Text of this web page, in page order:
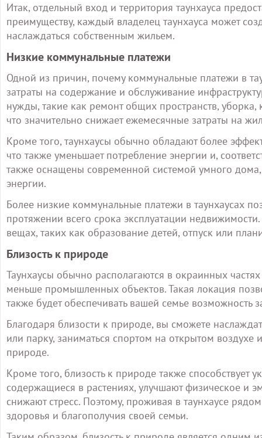
Итак, отдельный вход и территория таунхауса
преимуществу, каждый владелец таунхауса может
наслаждаться собственным жильем.
Низкие коммунальные платежи
Одной из причин, почему коммунальные платежи в
затраты на содержание и обслуживание
нужды, такие как ремонт общих пространств, уборка,
что значительно снижает ежемесячные затраты на
Кроме того, таунхаусы обычно обладают более
что также уменьшает потребление энергии и,
также оснащены современной системой умного
энергии.
Более низкие коммунальные платежи в таунхаусах
протяжении всего срока эксплуатации
вещах, таких как образование детей, отпуск или
Близость к природе
Таунхаусы обычно располагаются в окраинных
меньше промышленных объектов. Такая локация
также будет обеспечивать вашей семье
Благодаря близости к природе, вы сможете
или парку, заниматься спортом на открытом
природе.
Кроме того, близость к природе также
содержащиеся в растениях, улучшают физическое и
снижают стресс. Поэтому, проживая в таунхаусе
здоровья и благополучия своей семьи.